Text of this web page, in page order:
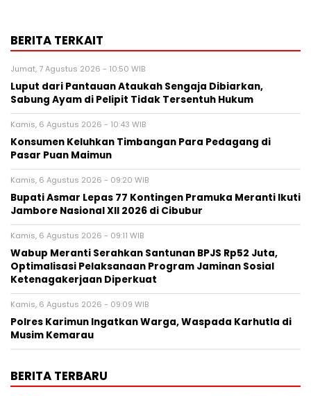
BERITA TERKAIT
Jumat, 7 Agustus 2026 - 10:50 WIB
Luput dari Pantauan Ataukah Sengaja Dibiarkan,
Sabung Ayam di Pelipit Tidak Tersentuh Hukum
Kamis, 6 Agustus 2026 - 10:43 WIB
Konsumen Keluhkan Timbangan Para Pedagang di
Pasar Puan Maimun
Kamis, 6 Agustus 2026 - 09:20 WIB
Bupati Asmar Lepas 77 Kontingen Pramuka Meranti Ikuti
Jambore Nasional XII 2026 di Cibubur
Kamis, 6 Agustus 2026 - 09:11 WIB
Wabup Meranti Serahkan Santunan BPJS Rp52 Juta,
Optimalisasi Pelaksanaan Program Jaminan Sosial
Ketenagakerjaan Diperkuat
Kamis, 6 Agustus 2026 - 09:09 WIB
Polres Karimun Ingatkan Warga, Waspada Karhutla di
Musim Kemarau
BERITA TERBARU